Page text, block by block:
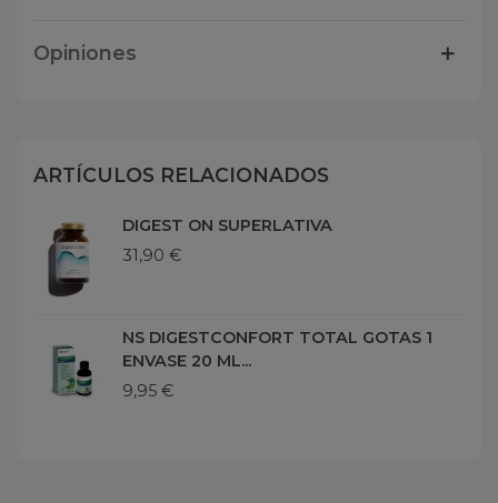
Opiniones
ARTÍCULOS RELACIONADOS
DIGEST ON SUPERLATIVA
31,90 €
NS DIGESTCONFORT TOTAL GOTAS 1
ENVASE 20 ML...
9,95 €